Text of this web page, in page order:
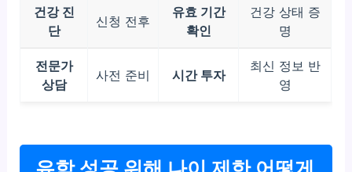
건강 진
단
신청 전후
유효 기간
확인
건강 상태 증
명
전문가
상담
사전 준비 시간 투자
최신 정보 반
영